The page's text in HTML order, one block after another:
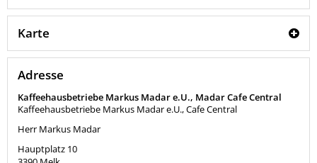
Karte
Adresse
Kaffeehausbetriebe Markus Madar e.U., Madar Cafe Central
Kaffeehausbetriebe Markus Madar e.U., Cafe Central
Herr Markus Madar
Hauptplatz 10